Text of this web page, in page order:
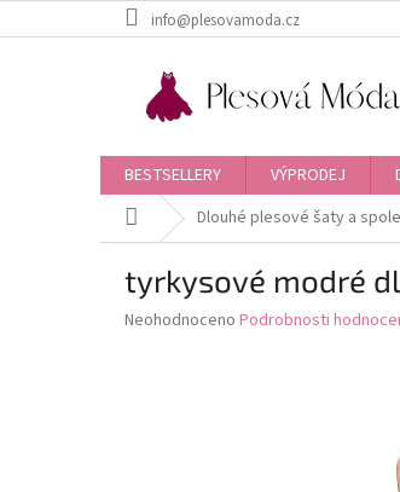
na
info@plesovamoda.cz
BESTSELLERY VÝPRODEJ
Domů Dlouhé plesové šaty a
tyrkysové modré
Průměrné
Neohodnoceno Podrobnosti